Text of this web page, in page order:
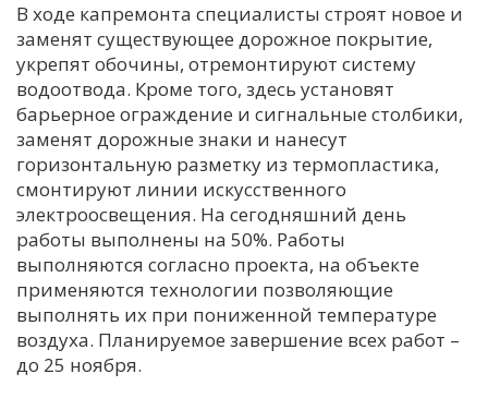
Е
И
К
М
С
Т
У
Х
В ходе капремонта специалисты строят новое и
заменят существующее дорожное покрытие,
укрепят обочины, отремонтируют систему
водоотвода. Кроме того, здесь установят
барьерное ограждение и сигнальные столбики,
заменят дорожные знаки и нанесут
горизонтальную разметку из термопластика,
смонтируют линии искусственного
электроосвещения. На сегодняшний день
работы выполнены на 50%. Работы
выполняются согласно проекта, на объекте
применяются технологии позволяющие
выполнять их при пониженной температуре
воздуха. Планируемое завершение всех работ –
до 25 ноября.